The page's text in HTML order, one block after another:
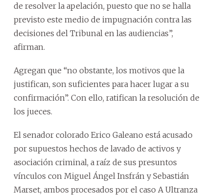
de resolver la apelación, puesto que no se halla
previsto este medio de impugnación contra las
decisiones del Tribunal en las audiencias”,
afirman.
Agregan que “no obstante, los motivos que la
justifican, son suficientes para hacer lugar a su
confirmación”. Con ello, ratifican la resolución de
los jueces.
El senador colorado Erico Galeano está acusado
por supuestos hechos de lavado de activos y
asociación criminal, a raíz de sus presuntos
vínculos con Miguel Ángel Insfrán y Sebastián
Marset, ambos procesados por el caso A Ultranza